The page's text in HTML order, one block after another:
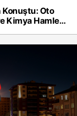
Konuştu: Oto
Kimya Hamlesi